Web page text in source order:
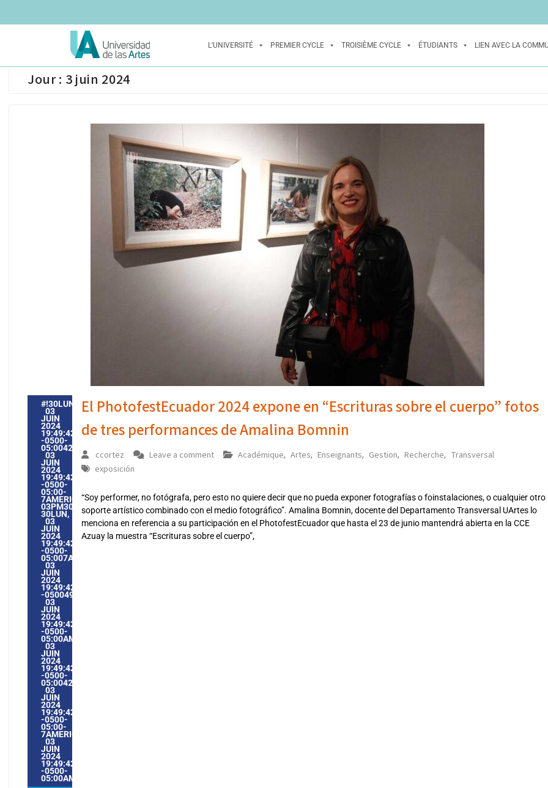
L'UNIVERSITÉ PREMIER CYCLE TROISIÈME CYCLE ÉTUDIANTS LIEN AVEC LA
Jour : 3 juin 2024
#!30LUN,
03
JUIN
2024
19:49:42
-0500-
05:004230#30LUN,
03
JUIN
2024
19:49:42
-0500-
05:00-
7AMERICA/GUAYAQUIL3030AMERICA/GUAYAQUIL202430
03PM30PM-
30LUN,
03
JUIN
2024
19:49:42
-0500-
05:007AMERICA/GUAYAQUIL3030AMERICA/GUAYAQUIL2024302024LUN,
03
JUIN
2024
19:49:42
-0500497496PMLUNDI=604#!30LUN,
03
JUIN
2024
19:49:42
-0500-
05:00AMERICA/GUAYAQUIL6#JUIN#!30LUN,
03
JUIN
2024
19:49:42
-0500-
05:004230#/30LUN,
03
JUIN
2024
19:49:42
-0500-
05:00-
7AMERICA/GUAYAQUIL3030AMERICA/GUAYAQUIL202430#!30LUN,
03
JUIN
2024
19:49:42
-0500-
05:00AMERICA/GUAYAQUIL6#
El PhotofestEcuador 2024 expone en “Escrituras sobre el cuerpo” fotos
de tres performances de Amalina Bomnin
ccortez Leave a comment Académique, Artes, Enseignants, Gestion, Recherche,
Transversal
exposición
“Soy performer, no fotógrafa, pero esto no quiere decir que no pueda exponer fotografías o foinstalaciones, o cualquier otro
soporte artístico combinado con el medio fotográfico”. Amalina Bomnin, docente del Departamento Transversal UArtes lo
menciona en referencia a su participación en el PhotofestEcuador que hasta el 23 de junio mantendrá abierta en la CCE
Azuay la muestra “Escrituras sobre el cuerpo”,